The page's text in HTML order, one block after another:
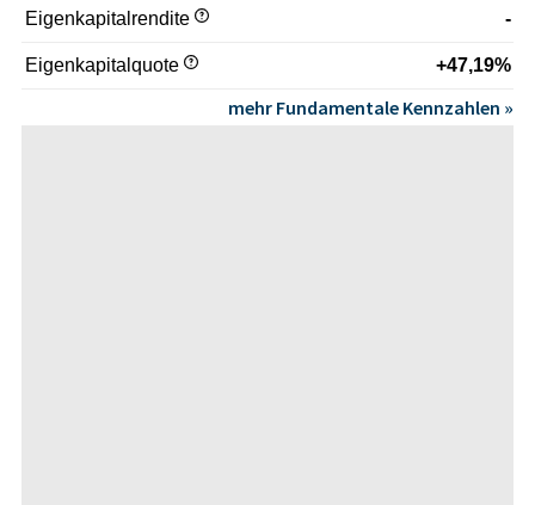
Eigenkapitalrendite -
Eigenkapitalquote +47,19%
mehr Fundamentale Kennzahlen »